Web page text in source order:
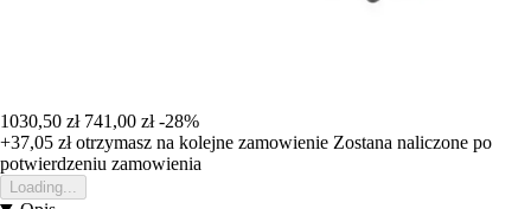
1030,50 zł 741,00 zł -28%
+37,05 złotrzymasz na kolejne zamowienie Zostana naliczone po
potwierdzeniu zamowienia
Loading...